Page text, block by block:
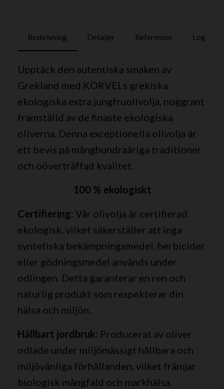
Beskrivning Detaljer Referenser Logistik
Upptäck den autentiska smaken av
Grekland med KORVELs grekiska
ekologiska extra jungfruolivolja, noggrant
framställd av de finaste ekologiska
oliverna. Denna exceptionella olivolja är
ett bevis på månghundraåriga traditioner
och oöverträffad kvalitet.
100 % ekologiskt
Certifiering: Vår olivolja är certifierad
ekologisk, vilket säkerställer att inga
syntetiska bekämpningsmedel, herbicider
eller gödningsmedel används under
odlingen. Detta garanterar en ren och
naturlig produkt som respekterar din
hälsa och miljön.
Hållbart jordbruk: Producerat av oliver
odlade under miljömässigt hållbara och
miljövänliga förhållanden, vilket främjar
biologisk mångfald och markhälsa.